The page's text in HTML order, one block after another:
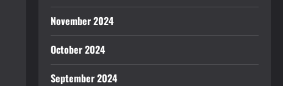
November 2024
October 2024
September 2024